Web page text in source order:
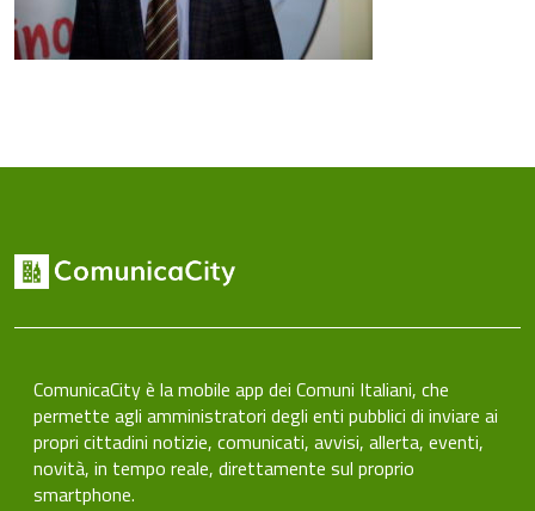
ComunicaCity è la mobile app dei Comuni Italiani, che
permette agli amministratori degli enti pubblici di inviare ai
propri cittadini notizie, comunicati, avvisi, allerta, eventi,
novità, in tempo reale, direttamente sul proprio
smartphone.